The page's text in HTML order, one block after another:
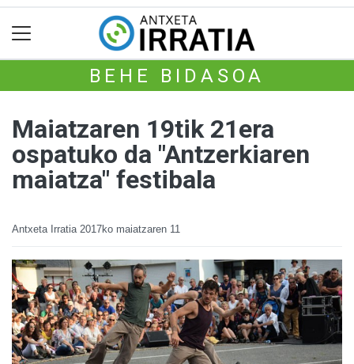
BEHE BIDASOA
Maiatzaren 19tik 21era
ospatuko da "Antzerkiaren
maiatza" festibala
Antxeta Irratia 2017ko maiatzaren 11